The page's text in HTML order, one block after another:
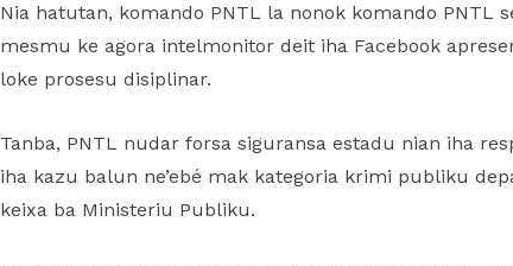
Nia hatutan, komando PNTL la nonok komando
mesmu ke agora intelmonitor deit iha Facebook
loke prosesu disiplinar.
Tanba, PNTL nudar forsa siguransa estadu nian iha
iha kazu balun ne’ebé mak kategoria krimi publiku
keixa ba Ministeriu Publiku.